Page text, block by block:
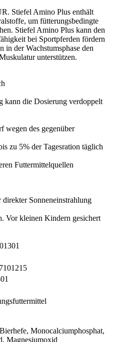
Stiefel Amino Plus enthält
um fütterungsbedingte
Stiefel Amino Plus kann den
bei Sportpferden fördern
in der Wachstumsphase den
unterstützen.
kann die Dosierung verdoppelt
wegen des gegenüber
zu 5% der Tagesration täglich
Futtermittelquellen
Sonneneinstrahlung
Vor kleinen Kindern gesichert
Monocalciumphosphat,
Magnesiumoxid